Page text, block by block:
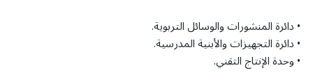
• دائرة المنشورات والوسائل التربوية.
• دائرة التجهيزات والأبنية المدرسية.
• وحدة الإنتاج التقني.